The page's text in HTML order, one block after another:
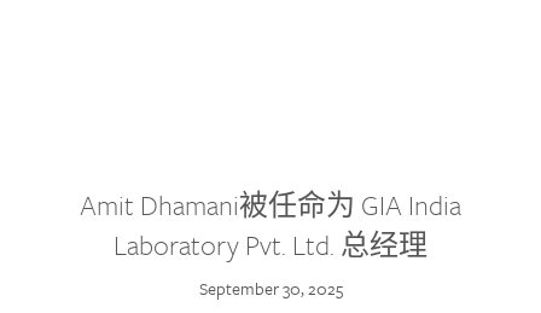
Amit Dhamani被任命为 GIA India
Laboratory Pvt. Ltd. 总经理
September 30, 2025